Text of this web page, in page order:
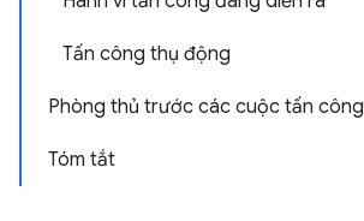
Tấn công thụ động
Phòng thủ trước các cuộc tấn công
Tóm tắt